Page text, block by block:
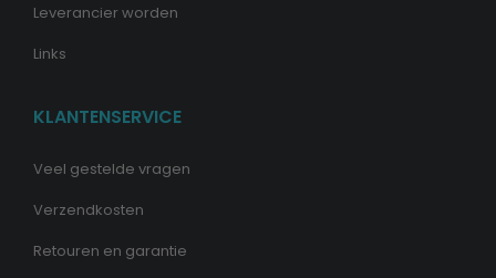
Leverancier worden
Links
KLANTENSERVICE
Veel gestelde vragen
Verzendkosten
Retouren en garantie